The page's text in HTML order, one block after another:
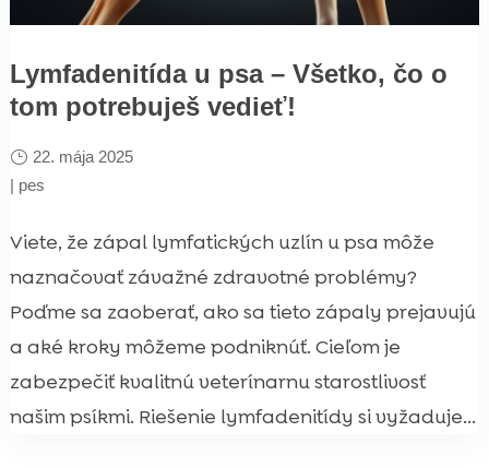
Lymfadenitída u psa – Všetko, čo o
tom potrebuješ vedieť!
22. mája 2025
| pes
Viete, že zápal lymfatických uzlín u psa môže
naznačovať závažné zdravotné problémy?
Poďme sa zaoberať, ako sa tieto zápaly prejavujú
a aké kroky môžeme podniknúť. Cieľom je
zabezpečiť kvalitnú veterínarnu starostlivosť
našim psíkmi. Riešenie lymfadenitídy si vyžaduje...